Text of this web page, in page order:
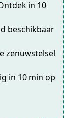
in 10
beschikbaar
zenuwstelsel
in 10 min op